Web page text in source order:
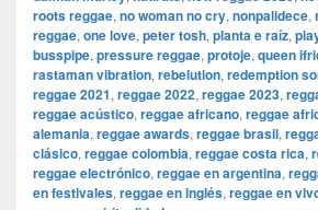
roots reggae, no woman no cry, nonpalidece,
reggae, one love, peter tosh, planta e raíz,
busspipe, pressure reggae, protoje, queen
rastaman vibration, rebelution, redemption
reggae 2021, reggae 2022, reggae 2023,
reggae acústico, reggae africano, reggae
alemania, reggae awards, reggae brasil,
clásico, reggae colombia, reggae costa rica,
reggae electrónico, reggae en argentina,
en festivales, reggae en inglés, reggae en